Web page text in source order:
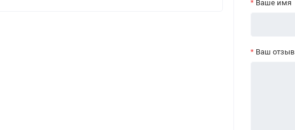
Ваше имя
Ваш отзыв